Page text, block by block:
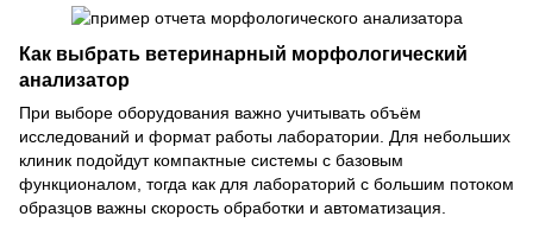
Как выбрать ветеринарный морфологический
анализатор
При выборе оборудования важно учитывать объём
исследований и формат работы лаборатории. Для небольших
клиник подойдут компактные системы с базовым
функционалом, тогда как для лабораторий с большим потоком
образцов важны скорость обработки и автоматизация.